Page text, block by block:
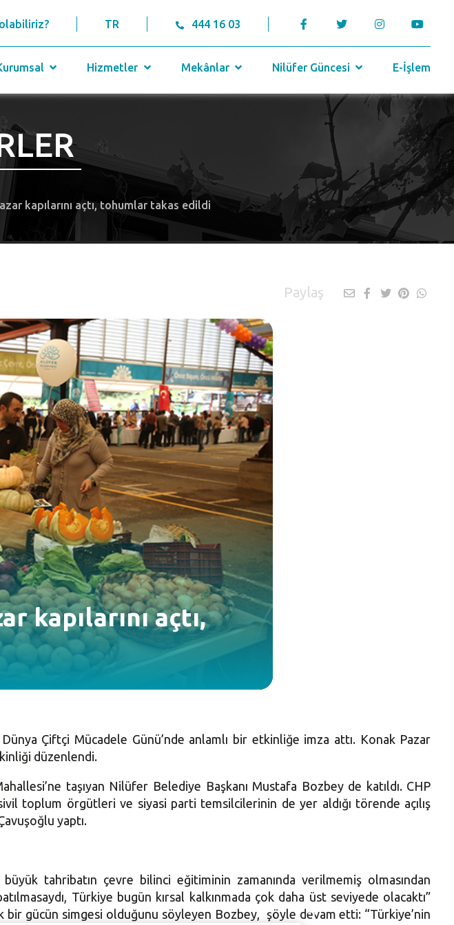
olabiliriz? TR 444 16 03
Hizmetler Mekânlar Nilüfer Güncesi E-İşlem
kapılarını açtı, tohumlar takas edildi
Paylaş
kapılarını açtı,
Çiftçi Mücadele Günü’nde anlamlı bir etkinliğe imza attı. Konak Pazar
düzenlendi.
taşıyan Nilüfer Belediye Başkanı Mustafa Bozbey de katıldı. CHP
toplum örgütleri ve siyasi parti temsilcilerinin de yer aldığı törende açılış
yaptı.
tahribatın çevre bilinci eğitiminin zamanında verilmemiş olmasından
Türkiye bugün kırsal kalkınmada çok daha üst seviyede olacaktı”
gücün simgesi olduğunu söyleyen Bozbey, şöyle devam etti: “Türkiye’nin